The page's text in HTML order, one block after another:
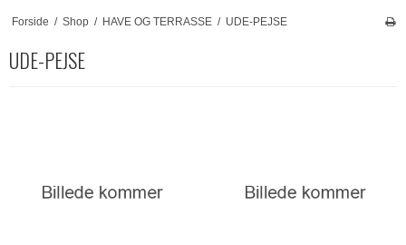
Forside / Shop / HAVE OG TERRASSE / UDE-PEJSE
UDE-PEJSE